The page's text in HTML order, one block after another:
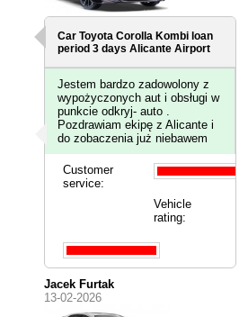
Car Toyota Corolla Kombi loan
period 3 daysAlicante Airport
Jestem bardzo zadowolony z
wypożyczonych aut i obsługi w
punkcie odkryj- auto .
Pozdrawiam ekipę z Alicante i
do zobaczenia już niebawem
Customer
service:
Vehicle
rating:
Jacek Furtak
13-02-2026